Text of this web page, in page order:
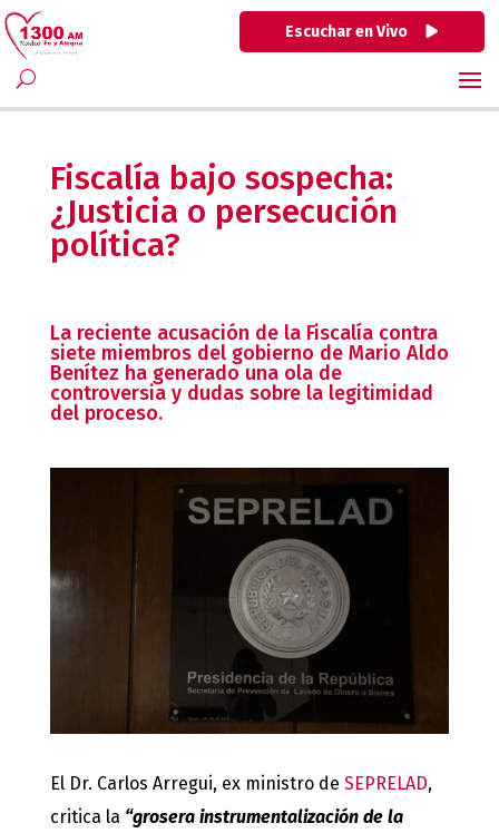
Escuchar en Vivo
Fiscalía bajo sospecha:
¿Justicia o persecución
política?
La reciente acusación de la Fiscalía contra
siete miembros del gobierno de Mario Aldo
Benítez ha generado una ola de
controversia y dudas sobre la legitimidad
del proceso.
El Dr. Carlos Arregui, ex ministro de SEPRELAD,
critica la “grosera instrumentalización de la